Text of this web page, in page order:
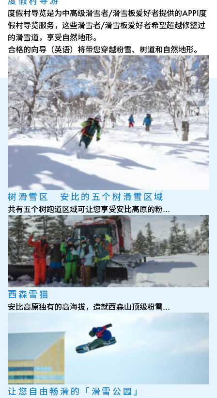
度假村导览是为中高级滑雪者/滑雪板爱好者提供的APPI度
假村导览服务，这些滑雪者/滑雪板爱好者希望超越修整过
的滑雪道，享受自然地形。
合格的向导（英语）将带您穿越粉雪、树道和自然地形。
树滑雪区 安比的五个树滑雪区域
共有五个树跑道区域可让您享受安比高原的粉…
西森雪猫
安比高原独有的高海拔，造就西森山顶级粉雪…
让您自由畅滑的「滑雪公园」